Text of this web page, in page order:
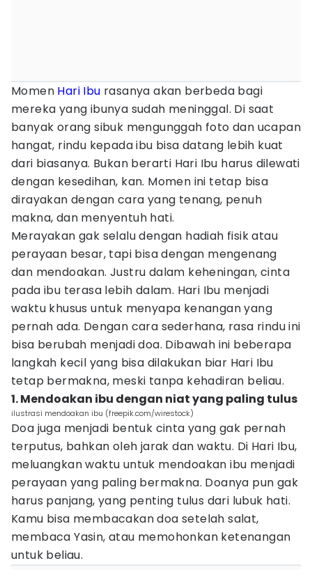
Momen Hari Ibu rasanya akan berbeda bagi
mereka yang ibunya sudah meninggal. Di saat
banyak orang sibuk mengunggah foto dan ucapan
hangat, rindu kepada ibu bisa datang lebih kuat
dari biasanya. Bukan berarti Hari Ibu harus dilewati
dengan kesedihan, kan. Momen ini tetap bisa
dirayakan dengan cara yang tenang, penuh
makna, dan menyentuh hati.
Merayakan gak selalu dengan hadiah fisik atau
perayaan besar, tapi bisa dengan mengenang
dan mendoakan. Justru dalam keheningan, cinta
pada ibu terasa lebih dalam. Hari Ibu menjadi
waktu khusus untuk menyapa kenangan yang
pernah ada. Dengan cara sederhana, rasa rindu ini
bisa berubah menjadi doa. Dibawah ini beberapa
langkah kecil yang bisa dilakukan biar Hari Ibu
tetap bermakna, meski tanpa kehadiran beliau.
1. Mendoakan ibu dengan niat yang paling tulus
ilustrasi mendoakan ibu (freepik.com/wirestock)
Doa juga menjadi bentuk cinta yang gak pernah
terputus, bahkan oleh jarak dan waktu. Di Hari Ibu,
meluangkan waktu untuk mendoakan ibu menjadi
perayaan yang paling bermakna. Doanya pun gak
harus panjang, yang penting tulus dari lubuk hati.
Kamu bisa membacakan doa setelah salat,
membaca Yasin, atau memohonkan ketenangan
untuk beliau.